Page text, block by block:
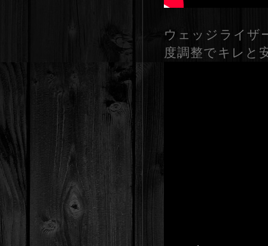
ウェッジライザ
度調整でキレと